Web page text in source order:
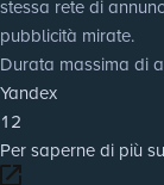
stessa rete di
pubblicità mirate.
Durata massima di
Yandex
12
Per saperne di più